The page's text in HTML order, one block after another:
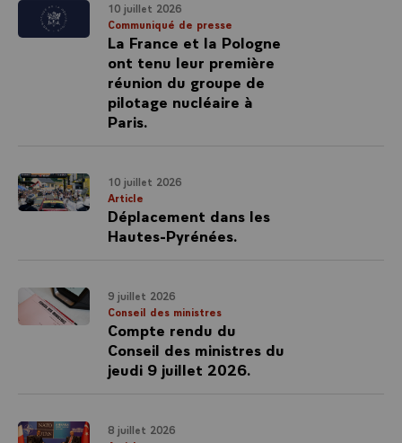
10 juillet 2026
Communiqué de presse
La France et la Pologne
ont tenu leur première
réunion du groupe de
pilotage nucléaire à
Paris.
10 juillet 2026
Article
Déplacement dans les
Hautes-Pyrénées.
9 juillet 2026
Conseil des ministres
Compte rendu du
Conseil des ministres du
jeudi 9 juillet 2026.
8 juillet 2026